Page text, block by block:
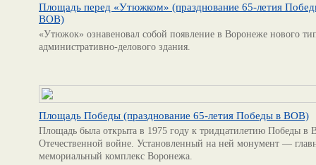
Площадь перед «Утюжком» (празднование 65-летия
ВОВ)
«Утюжок» ознавеновал собой появление в Воронеже нового
административно-делового здания.
Площадь Победы (празднование 65-летия Победы в ВОВ)
Площадь была открыта в 1975 году к тридцатилетию Победы в
Отечественной войне. Установленный на ней монумент —
мемориальный комплекс Воронежа.